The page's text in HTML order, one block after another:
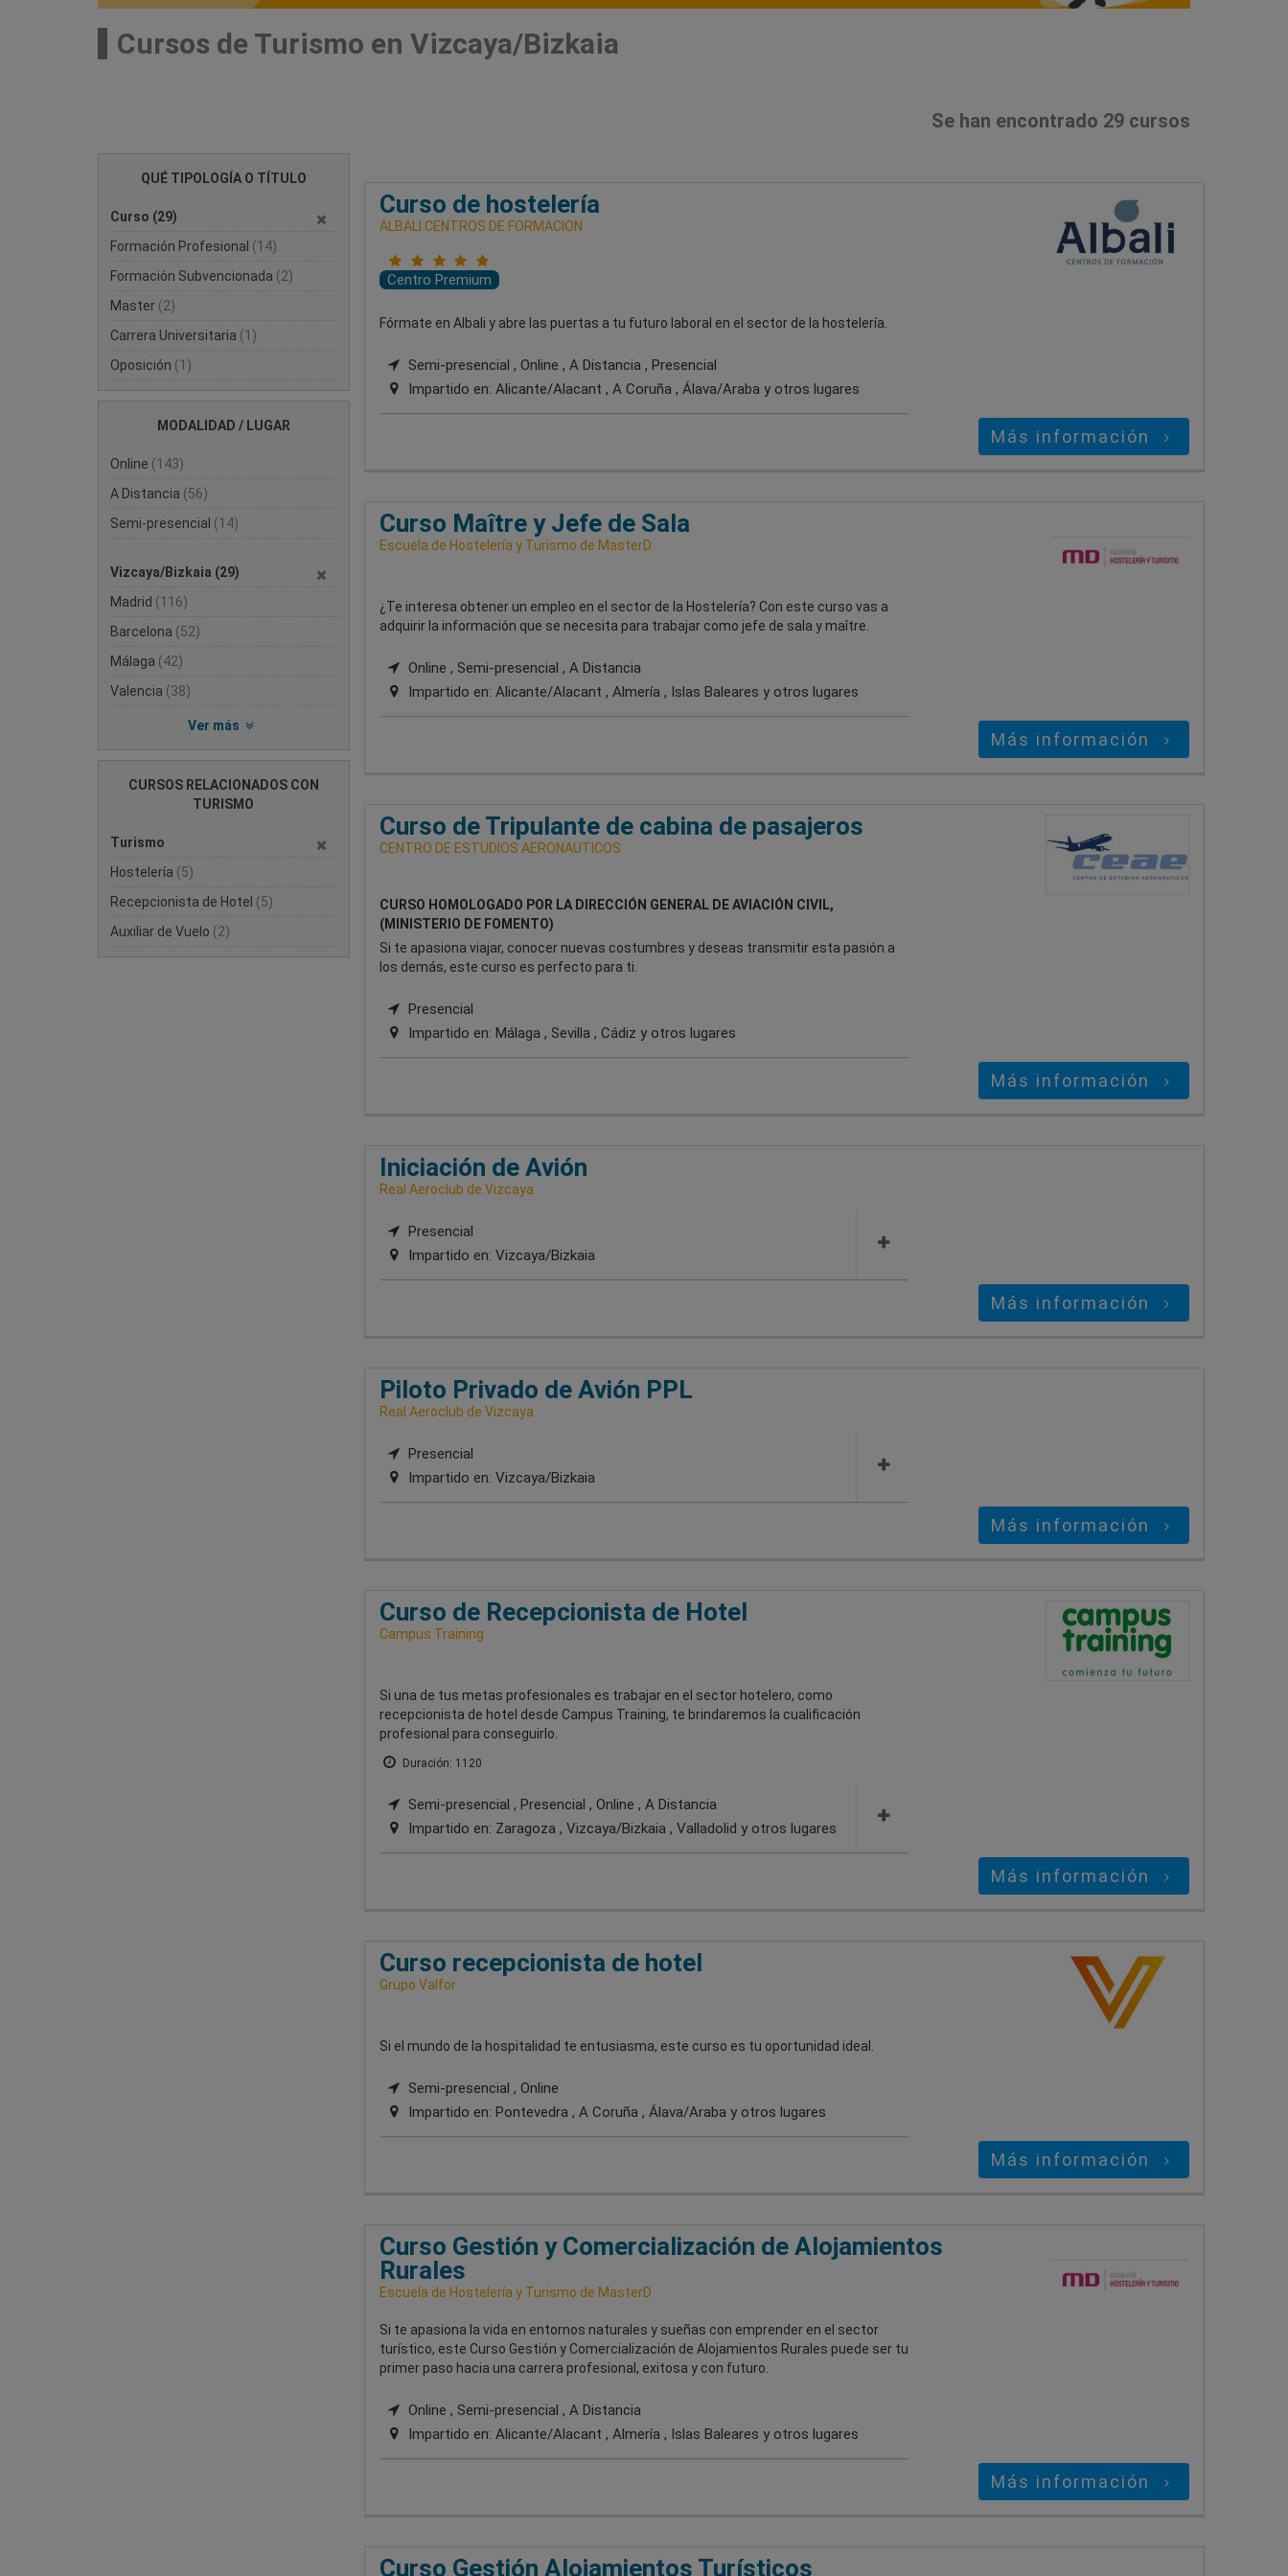
Cursos de Turismo en Vizcaya/Bizkaia
Se han encontrado 29 cursos
QUÉ TIPOLOGÍA O TÍTULO
Curso (29)
Formación Profesional (14)
Formación Subvencionada (2)
Master (2)
Carrera Universitaria (1)
Oposición (1)
MODALIDAD / LUGAR
Online (143)
A Distancia (56)
Semi-presencial (14)
Vizcaya/Bizkaia (29)
Madrid (116)
Barcelona (52)
Málaga (42)
Valencia (38)
Ver más
CURSOS RELACIONADOS CON
TURISMO
Turismo
Hostelería (5)
Recepcionista de Hotel (5)
Auxiliar de Vuelo (2)
Curso de hostelería
ALBALI CENTROS DE FORMACION
Centro Premium
Fórmate en Albali y abre las puertas a tu futuro laboral en el sector de la hostelería.
Semi-presencial , Online , A Distancia , Presencial
Impartido en: Alicante/Alacant , A Coruña , Álava/Araba y otros lugares
Más información
Curso Maître y Jefe de Sala
Escuela de Hostelería y Turismo de MasterD
¿Te interesa obtener un empleo en el sector de la Hostelería? Con este curso vas a
adquirir la información que se necesita para trabajar como jefe de sala y maître.
Online , Semi-presencial , A Distancia
Impartido en: Alicante/Alacant , Almería , Islas Baleares y otros lugares
Más información
Curso de Tripulante de cabina de pasajeros
CENTRO DE ESTUDIOS AERONAUTICOS
CURSO HOMOLOGADO POR LA DIRECCIÓN GENERAL DE AVIACIÓN CIVIL,
(MINISTERIO DE FOMENTO)
Si te apasiona viajar, conocer nuevas costumbres y deseas transmitir esta pasión a
los demás, este curso es perfecto para ti.
Presencial
Impartido en: Málaga , Sevilla , Cádiz y otros lugares
Más información
Iniciación de Avión
Real Aeroclub de Vizcaya
Presencial
Impartido en: Vizcaya/Bizkaia
Más información
Piloto Privado de Avión PPL
Real Aeroclub de Vizcaya
Presencial
Impartido en: Vizcaya/Bizkaia
Más información
Curso de Recepcionista de Hotel
Campus Training
Si una de tus metas profesionales es trabajar en el sector hotelero, como
recepcionista de hotel desde Campus Training, te brindaremos la cualificación
profesional para conseguirlo.
Duración: 1120
Semi-presencial , Presencial , Online , A Distancia
Impartido en: Zaragoza , Vizcaya/Bizkaia , Valladolid y otros lugares
Más información
Curso recepcionista de hotel
Grupo Valfor
Si el mundo de la hospitalidad te entusiasma, este curso es tu oportunidad ideal.
Semi-presencial , Online
Impartido en: Pontevedra , A Coruña , Álava/Araba y otros lugares
Más información
Curso Gestión y Comercialización de Alojamientos
Rurales
Escuela de Hostelería y Turismo de MasterD
Si te apasiona la vida en entornos naturales y sueñas con emprender en el sector
turístico, este Curso Gestión y Comercialización de Alojamientos Rurales puede ser tu
primer paso hacia una carrera profesional, exitosa y con futuro.
Online , Semi-presencial , A Distancia
Impartido en: Alicante/Alacant , Almería , Islas Baleares y otros lugares
Más información
Curso Gestión Alojamientos Turísticos